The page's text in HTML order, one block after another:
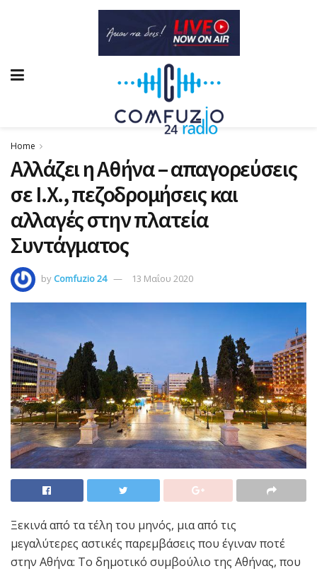
Home
Αλλάζει η Αθήνα – απαγορεύσεις
σε Ι.Χ., πεζοδρομήσεις και
αλλαγές στην πλατεία
Συντάγματος
by Comfuzio 24 13 Μαΐου 2020
Ξεκινά από τα τέλη του μηνός, μια από τις
μεγαλύτερες αστικές παρεμβάσεις που έγιναν ποτέ
στην Αθήνα: Το δημοτικό συμβούλιο της Αθήνας, που